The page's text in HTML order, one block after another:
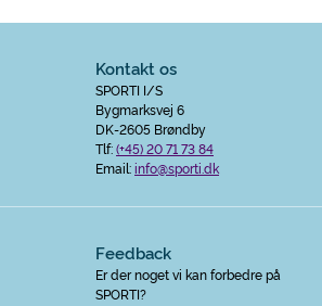
Kontakt os
SPORTI I/S
Bygmarksvej 6
DK-2605 Brøndby
Tlf:(+45) 20 71 73 84
Email:info@sporti.dk
Feedback
Er der noget vi kan forbedre på
SPORTI?